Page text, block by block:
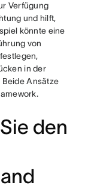
Verfügung
und hilft,
könnte eine
von
in der
Ansätze
den